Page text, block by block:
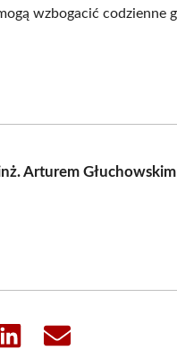
wzbogacić codzienne
Arturem
Share
Share